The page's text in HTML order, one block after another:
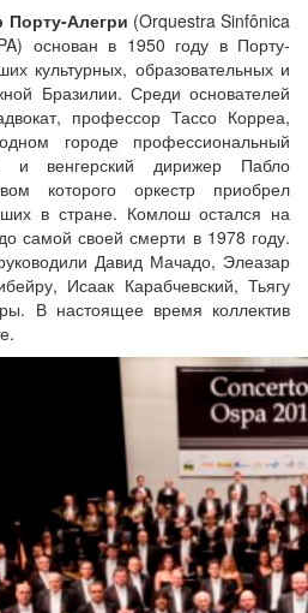
Порту-Алегри (Orquestra Sinfônica
основан в 1950 году в Порту-
культурных, образовательных и
Бразилии. Среди основателей
профессор Тассо Корреа,
городе профессиональный
и венгерский дирижер Пабло
которого оркестр приобрел
в стране. Комлош остался на
самой своей смерти в 1978 году.
Давид Мачадо, Элеазар
Исаак Карабчевский, Тьягу
В настоящее время коллектив